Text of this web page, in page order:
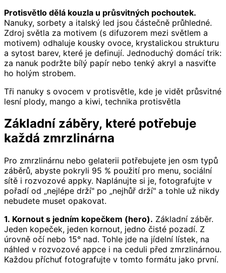
Protisvětlo dělá kouzla u průsvitných pochoutek.
Nanuky, sorbety a italský led jsou částečně průhledné.
Zdroj světla za motivem (s difuzorem mezi světlem a
motivem) odhaluje kousky ovoce, krystalickou strukturu
a sytost barev, které je definují. Jednoduchý domácí trik:
za nanuk podržte bílý papír nebo tenký akryl a nasviťte
ho holým strobem.
Tři nanuky s ovocem v protisvětle, kde je vidět průsvitné
lesní plody, mango a kiwi, technika protisvětla
Základní záběry, které potřebuje
každá zmrzlinárna
Pro zmrzlinárnu nebo gelaterii potřebujete jen osm typů
záběrů, abyste pokryli 95 % použití pro menu, sociální
sítě i rozvozové appky. Naplánujte si je, fotografujte v
pořadí od „nejlépe drží" po „nejhůř drží" a tohle už nikdy
nebudete muset opakovat.
1. Kornout s jedním kopečkem (hero). Základní záběr.
Jeden kopeček, jeden kornout, jedno čisté pozadí. Z
úrovně očí nebo 15° nad. Tohle jde na jídelní lístek, na
náhled v rozvozové appce i na ceduli před zmrzlinárnou.
Každou příchuť fotografujte v tomto formátu jako první.